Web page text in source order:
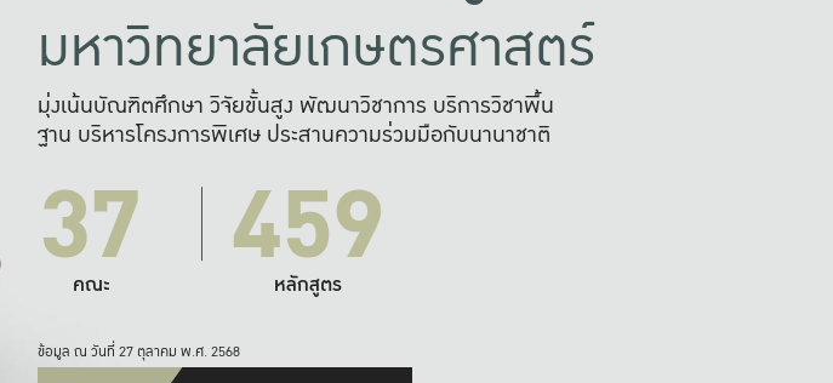
มหาวิทยาลัยเกษตรศาสตร์
มุ่งเน้นบัณฑิตศึกษา วิจัยขั้นสูง พัฒนาวิชาการ บริการวิชาพื้น
ฐาน บริหารโครงการพิเศษ ประสานความร่วมมือกับนานาชาติ
37
คณะ 459
หลักสูตร
ข้อมูล ณ วันที่ 27 ตุลาคม พ.ศ. 2568